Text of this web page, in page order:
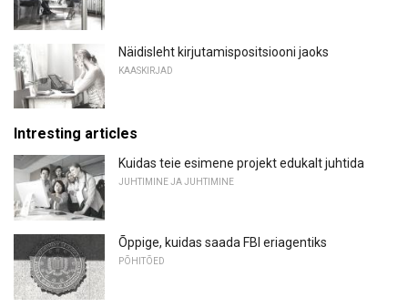
Näidisleht kirjutamispositsiooni jaoks
KAASKIRJAD
Intresting articles
Kuidas teie esimene projekt edukalt juhtida
JUHTIMINE JA JUHTIMINE
Õppige, kuidas saada FBI eriagentiks
PÕHITÕED